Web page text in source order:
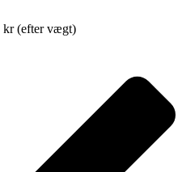
kr (efter vægt)